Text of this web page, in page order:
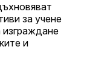
за учене
изграждане
и